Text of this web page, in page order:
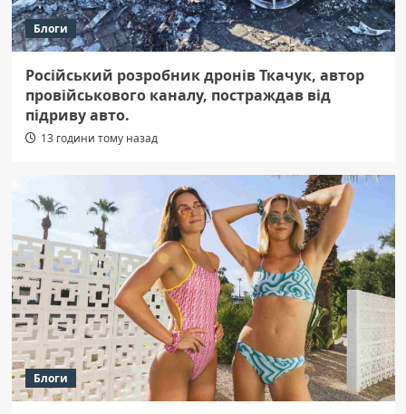
Блоги
Російський розробник дронів Ткачук, автор
провійськового каналу, постраждав від
підриву авто.
13 години тому назад
Блоги